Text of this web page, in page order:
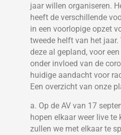
jaar willen organiseren.
heeft de verschillende
in een voorlopige opzet
tweede helft van het jaar.
deze al gepland, voor
onder invloed van de
huidige aandacht voor
Een overzicht van onze
a. Op de AV van 17
hopen elkaar weer live te
zullen we met elkaar te